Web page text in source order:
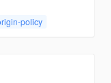
policy